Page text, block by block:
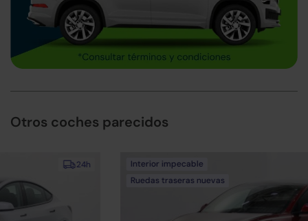
Otros coches parecidos
Interior impecable
Ruedas traseras nuevas